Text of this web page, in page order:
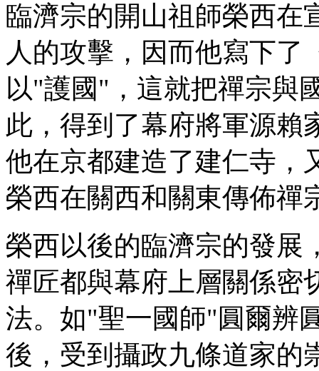
臨濟宗的開山祖師榮西在
人的攻擊，因而他寫下
以"護國"，這就把禪宗與
此，得到了幕府將軍源賴
他在京都建造了建仁寺，
榮西在關西和關東傳佈禪
榮西以後的臨濟宗的發展
禪匠都與幕府上層關係密
法。如"聖一國師"圓爾辨
後，受到攝政九條道家的